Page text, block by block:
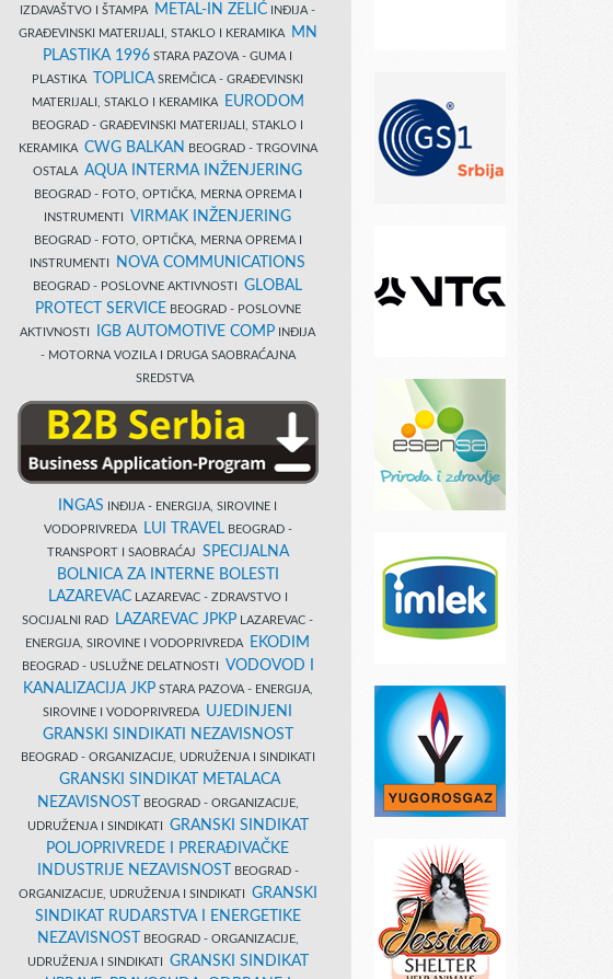
IZDAVAŠTVO I ŠTAMPA
METAL-IN ZELIĆ INĐIJA -
GRAĐEVINSKI MATERIJALI, STAKLO I KERAMIKA
MN
PLASTIKA 1996 STARA PAZOVA - GUMA I
PLASTIKA
TOPLICA SREMČICA - GRAĐEVINSKI
MATERIJALI, STAKLO I KERAMIKA
EURODOM
BEOGRAD - GRAĐEVINSKI MATERIJALI, STAKLO I
KERAMIKA CWG BALKAN
BEOGRAD - TRGOVINA
OSTALA AQUA INTERMA INŽENJERING
BEOGRAD - FOTO, OPTIČKA, MERNA OPREMA I
INSTRUMENTI VIRMAK INŽENJERING
BEOGRAD - FOTO, OPTIČKA, MERNA OPREMA I
INSTRUMENTI
NOVA COMMUNICATIONS
BEOGRAD - POSLOVNE AKTIVNOSTI GLOBAL
PROTECT SERVICE BEOGRAD - POSLOVNE
AKTIVNOSTI
IGB AUTOMOTIVE COMP INĐIJA
- MOTORNA VOZILA I DRUGA SAOBRAĆAJNA
SREDSTVA
INGAS INĐIJA - ENERGIJA, SIROVINE I
VODOPRIVREDA
LUI TRAVELBEOGRAD -
TRANSPORT I SAOBRAĆAJ SPECIJALNA
BOLNICA ZA INTERNE BOLESTI
LAZAREVACLAZAREVAC - ZDRAVSTVO I
SOCIJALNI RAD
LAZAREVAC JPKP LAZAREVAC -
ENERGIJA, SIROVINE I VODOPRIVREDA
EKODIM
BEOGRAD - USLUŽNE DELATNOSTI VODOVOD I
KANALIZACIJA JKPSTARA PAZOVA - ENERGIJA,
SIROVINE I VODOPRIVREDA UJEDINJENI
GRANSKI SINDIKATI NEZAVISNOST
BEOGRAD - ORGANIZACIJE, UDRUŽENJA I SINDIKATI
GRANSKI SINDIKAT METALACA
NEZAVISNOST
BEOGRAD - ORGANIZACIJE,
UDRUŽENJA I SINDIKATI GRANSKI SINDIKAT
POLJOPRIVREDE I PRERAĐIVAČKE
INDUSTRIJE NEZAVISNOST
BEOGRAD -
ORGANIZACIJE, UDRUŽENJA I SINDIKATI GRANSKI
SINDIKAT RUDARSTVA I ENERGETIKE
NEZAVISNOST
BEOGRAD - ORGANIZACIJE,
UDRUŽENJA I SINDIKATI GRANSKI SINDIKAT